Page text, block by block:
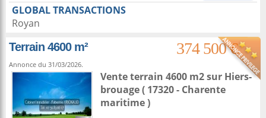
GLOBAL TRANSACTIONS
Royan
Terrain 4600 m²
374 500 €
Annonce du 31/03/2026.
Vente terrain 4600 m2sur Hiers-
brouage( 17320 - Charente
maritime )